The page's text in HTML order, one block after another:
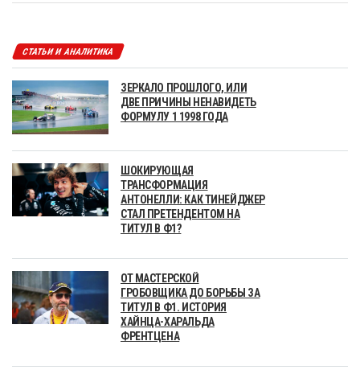
СТАТЬИ И АНАЛИТИКА
ЗЕРКАЛО ПРОШЛОГО, ИЛИ
ДВЕ ПРИЧИНЫ НЕНАВИДЕТЬ
ФОРМУЛУ 1 1998 ГОДА
ШОКИРУЮЩАЯ
ТРАНСФОРМАЦИЯ
АНТОНЕЛЛИ: КАК ТИНЕЙДЖЕР
СТАЛ ПРЕТЕНДЕНТОМ НА
ТИТУЛ В Ф1?
ОТ МАСТЕРСКОЙ
ГРОБОВЩИКА ДО БОРЬБЫ ЗА
ТИТУЛ В Ф1. ИСТОРИЯ
ХАЙНЦА-ХАРАЛЬДА
ФРЕНТЦЕНА